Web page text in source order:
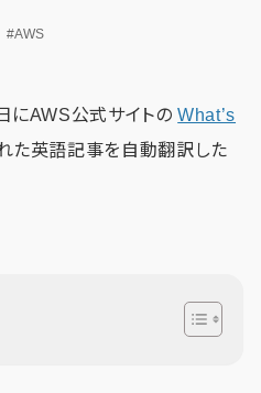
#AWS
にAWS公式サイトのWhat’s
た英語記事を自動翻訳した